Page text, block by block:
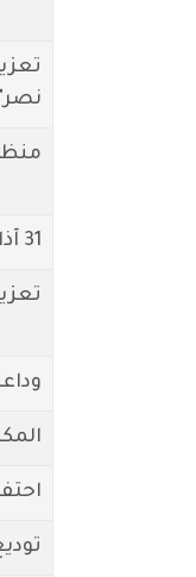
31 آذار موعداً لافتتاح المهرجان التشكيلي